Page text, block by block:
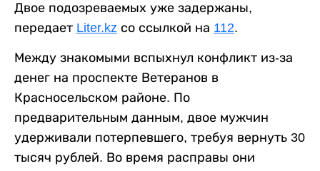
Двое подозреваемых уже задержаны,
передает Liter.kz со ссылкой на 112.
Между знакомыми вспыхнул конфликт из-за
денег на проспекте Ветеранов в
Красносельском районе. По
предварительным данным, двое мужчин
удерживали потерпевшего, требуя вернуть 30
тысяч рублей. Во время расправы они